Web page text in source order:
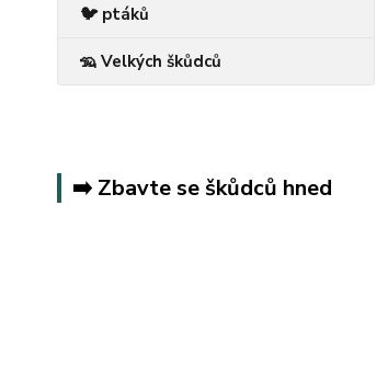
🐦 ptáků
🦡 Velkých škůdců
➡️ Zbavte se škůdců hned